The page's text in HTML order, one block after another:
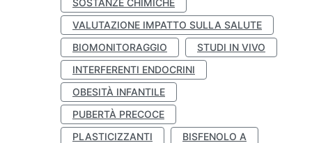
SOSTANZE CHIMICHE
VALUTAZIONE IMPATTO SULLA SALUTE
BIOMONITORAGGIO
STUDI IN VIVO
INTERFERENTI ENDOCRINI
OBESITÀ INFANTILE
PUBERTÀ PRECOCE
PLASTICIZZANTI
BISFENOLO A